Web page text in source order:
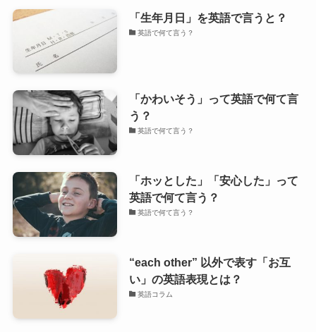
「生年月日」を英語で言うと？
英語で何て言う？
「かわいそう」って英語で何て言
う？
英語で何て言う？
「ホッとした」「安心した」って
英語で何て言う？
英語で何て言う？
“each other” 以外で表す「お互
い」の英語表現とは？
英語コラム